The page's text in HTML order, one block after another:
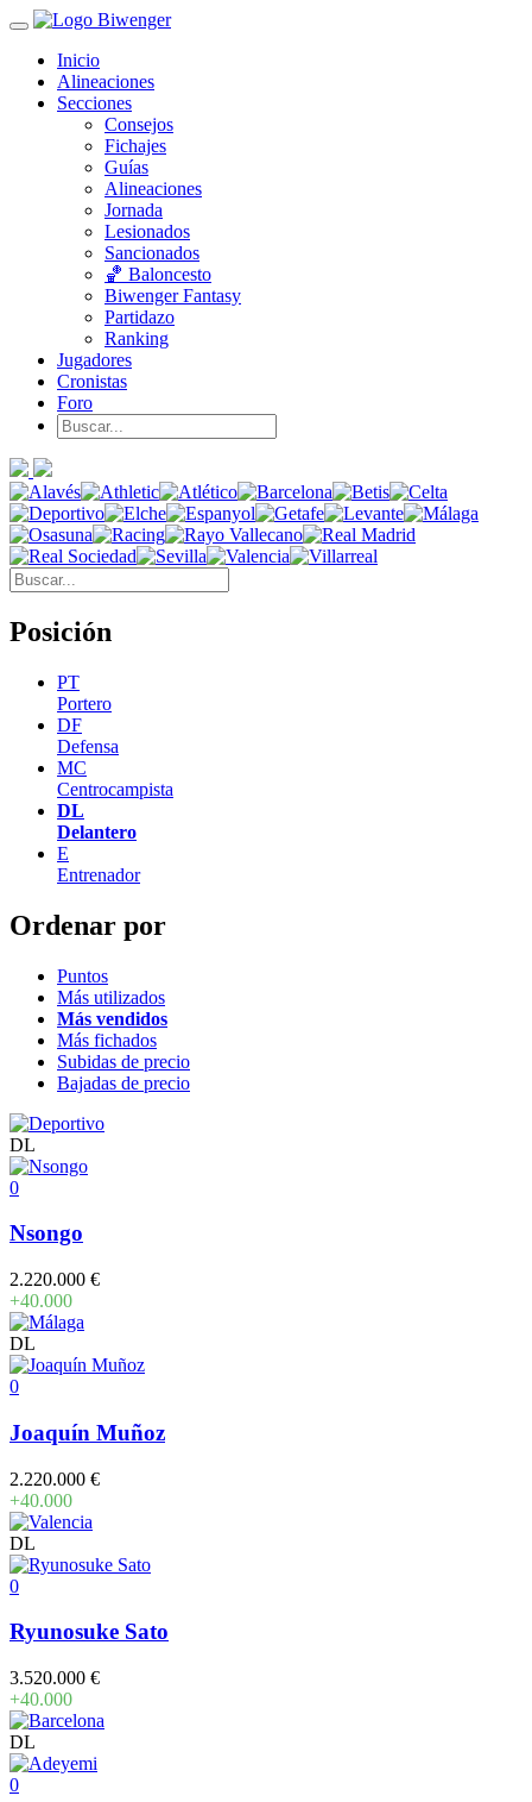
Inicio
Alineaciones
Secciones
Consejos
Fichajes
Guías
Alineaciones
Jornada
Lesionados
Sancionados
🏀 Baloncesto
Biwenger Fantasy
Partidazo
Ranking
Jugadores
Cronistas
Foro
Posición
PT
Portero
DF
Defensa
MC
Centrocampista
DL
Delantero
E
Entrenador
Ordenar por
Puntos
Más utilizados
Más vendidos
Más fichados
Subidas de precio
Bajadas de precio
DL
0
Nsongo
2.220.000 €
+40.000
DL
0
Joaquín Muñoz
2.220.000 €
+40.000
DL
0
Ryunosuke Sato
3.520.000 €
+40.000
DL
0